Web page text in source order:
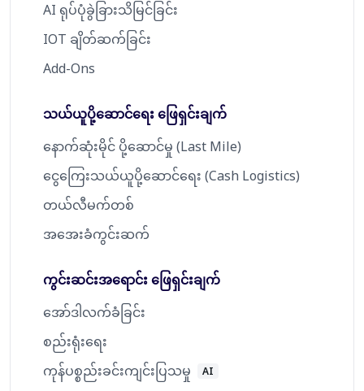
AI ရုပ်ပုံခွဲခြားသိမြင်ခြင်း
IOT ချိတ်ဆက်ခြင်း
Add-Ons
သယ်ယူပို့ဆောင်ရေး ဖြေရှင်းချက်
နောက်ဆုံးမိုင် ပို့ဆောင်မှု (Last Mile)
ငွေကြေးသယ်ယူပို့ဆောင်ရေး (Cash Logistics)
တယ်လီမက်တစ်
အအေးခံကွင်းဆက်
ကွင်းဆင်းအရောင်း ဖြေရှင်းချက်
အော်ဒါလက်ခံခြင်း
စည်းရုံးရေး
ကုန်ပစ္စည်းခင်းကျင်းပြသမှု
AI